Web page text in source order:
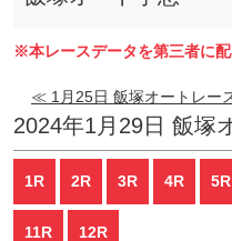
※本レースデータを第三者に配
≪ 1月25日 飯塚オートレー
2024年1月29日 飯塚
1R 2R 3R 4R 5R
11R 12R